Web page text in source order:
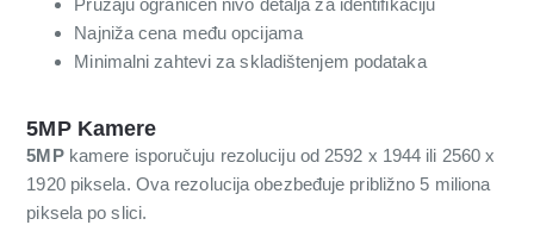
Pružaju ograničen nivo detalja za identifikaciju
Najniža cena među opcijama
Minimalni zahtevi za skladištenjem podataka
5MP Kamere
5MPkamere isporučuju rezoluciju od 2592 x 1944 ili 2560 x
1920 piksela. Ova rezolucija obezbeđuje približno 5 miliona
piksela po slici.